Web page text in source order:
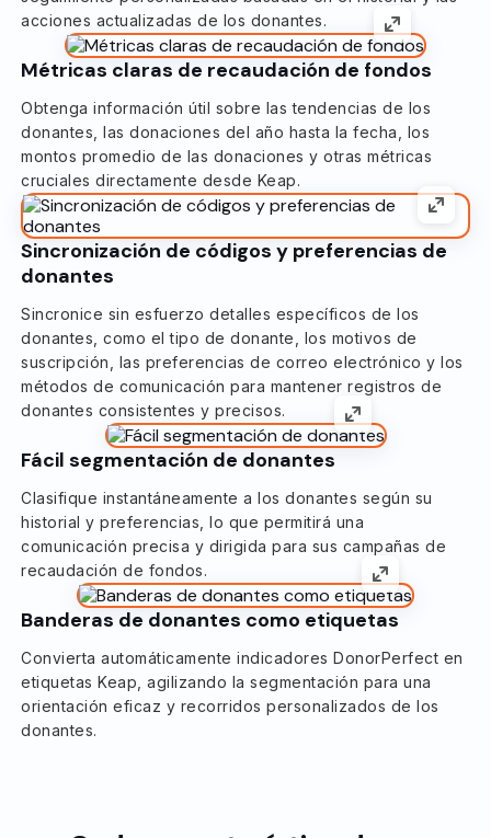
acciones actualizadas de los donantes.
Métricas claras de recaudación de fondos
Obtenga información útil sobre las tendencias de los
donantes, las donaciones del año hasta la fecha, los
montos promedio de las donaciones y otras métricas
cruciales directamente desde Keap.
Sincronización de códigos y preferencias de
donantes
Sincronice sin esfuerzo detalles específicos de los
donantes, como el tipo de donante, los motivos de
suscripción, las preferencias de correo electrónico y los
métodos de comunicación para mantener registros de
donantes consistentes y precisos.
Fácil segmentación de donantes
Clasifique instantáneamente a los donantes según su
historial y preferencias, lo que permitirá una
comunicación precisa y dirigida para sus campañas de
recaudación de fondos.
Banderas de donantes como etiquetas
Convierta automáticamente indicadores DonorPerfect en
etiquetas Keap, agilizando la segmentación para una
orientación eficaz y recorridos personalizados de los
donantes.